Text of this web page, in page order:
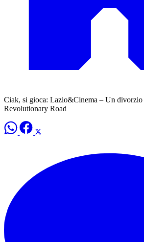
Ciak, si gioca: Lazio&Cinema – Un divorzio
Revolutionary Road